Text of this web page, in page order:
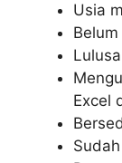
Usia
Excel